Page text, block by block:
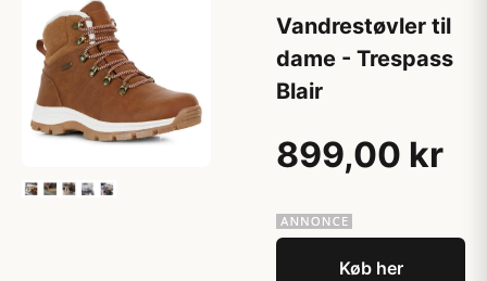
Vandrestøvler til
dame - Trespass
Blair
899,00 kr
Køb her